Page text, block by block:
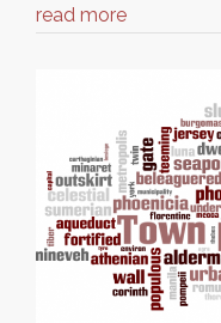
read more